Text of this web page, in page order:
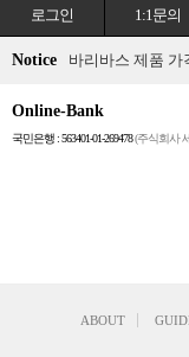
로그인 1:1문의
Notice 바리바스 제품 가
Online-Bank
국민은행 : 563401-01-269478(주식회사
ABOUT